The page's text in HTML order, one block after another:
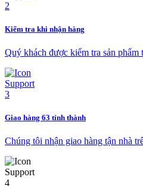
Kiểm tra khi nhận hàng
Quý khách được kiểm tra sản phẩm
Giao hàng 63 tỉnh thành
Chúng tôi nhận giao hàng tận nhà